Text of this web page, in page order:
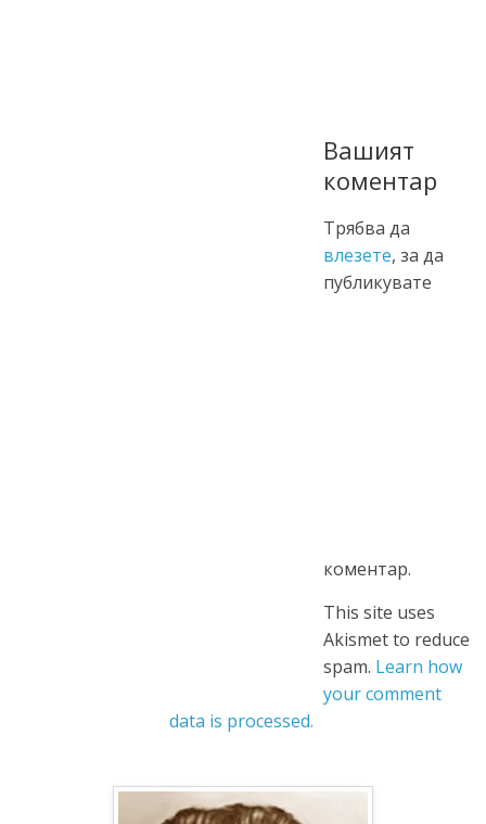
Вашият
коментар
Трябва да
влезете, за да
публикувате
коментар.
This site uses
Akismet to reduce
spam. Learn how
your comment
data is processed.